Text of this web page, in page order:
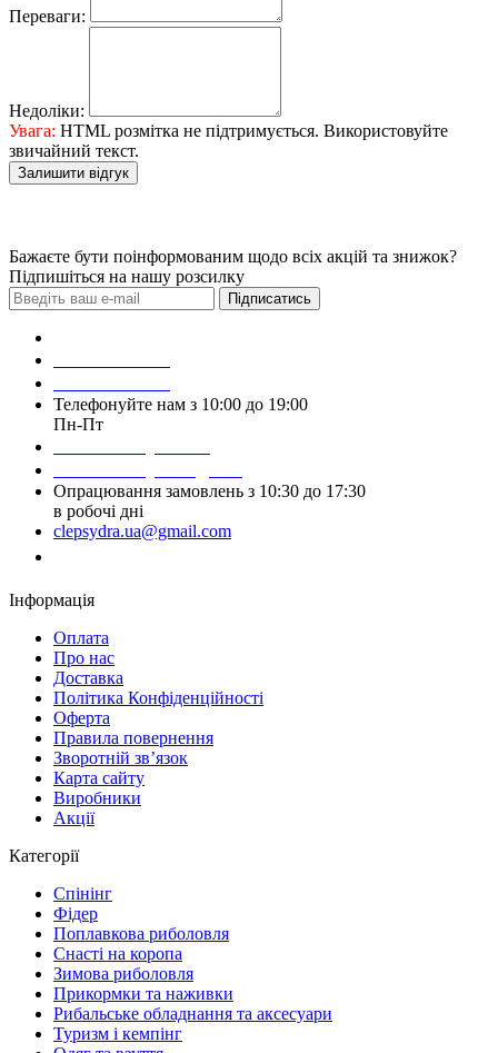
Переваги:
Недоліки:
Увага: HTML розмітка не підтримується. Використовуйте
звичайний текст.
Залишити відгук
Бажаєте бути поінформованим щодо всіх акцій та знижок?
Підпишіться на нашу розсилку
Підписатись
Телефонуйте нам з 10:00 до 19:00
Пн-Пт
Опрацювання замовлень з 10:30 до 17:30
в робочі дні
clepsydra.ua@gmail.com
Інформація
Оплата
Про нас
Доставка
Політика Конфіденційності
Оферта
Правила повернення
Зворотній зв’язок
Карта сайту
Виробники
Акції
Категорії
Спінінг
Фідер
Поплавкова риболовля
Снасті на коропа
Зимова риболовля
Прикормки та наживки
Рибальське обладнання та аксесуари
Туризм і кемпінг